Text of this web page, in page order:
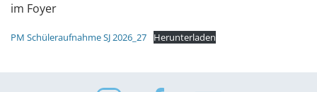
im Foyer
PM Schüleraufnahme SJ 2026_27 Herunterladen